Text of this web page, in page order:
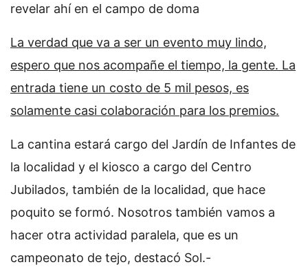
revelar ahí en el campo de doma
La verdad que va a ser un evento muy lindo,
espero que nos acompañe el tiempo, la gente. La
entrada tiene un costo de 5 mil pesos, es
solamente casi colaboración para los premios.
La cantina estará cargo del Jardín de Infantes de
la localidad y el kiosco a cargo del Centro
Jubilados, también de la localidad, que hace
poquito se formó. Nosotros también vamos a
hacer otra actividad paralela, que es un
campeonato de tejo, destacó Sol.-